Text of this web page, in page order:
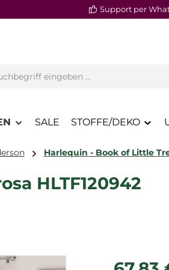
Support per
SALE STOFFE/DEKO
Harlequin - Book of Little
HLTF120942
Regulärer